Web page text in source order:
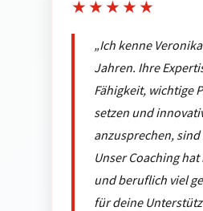
★★★★★
„Ich kenne
Jahren. Ihre
Fähigkeit, wichtige
setzen und
anzusprechen,
Unser Coaching
und beruflich viel
für deine